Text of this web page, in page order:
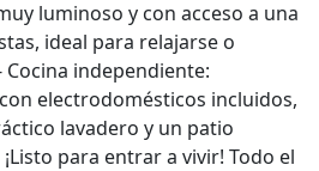
luminoso y con acceso a una
ideal para relajarse o
independiente:
electrodomésticos incluidos,
lavadero y un patio
para entrar a vivir! Todo el